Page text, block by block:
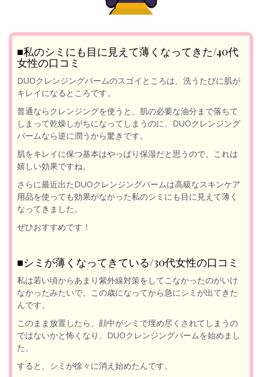
■私のシミにも目に見えて薄くなってきた/40代
女性の口コミ
DUOクレンジングバームのスゴイところは、洗うたびに肌が
キレイになるところです。
普通ならクレンジングを使うと、肌の必要な油分まで落ちて
しまって乾燥しがちになってしまうのに、DUOクレンジング
バームなら逆に潤うから驚きです。
肌をキレイに保つ基本はやっぱり保湿だと思うので、これは
嬉しい効果ですね。
さらに最近出たDUOクレンジングバームは高級なスキンケア
用品を使っても効果がなかった私のシミにも目に見えて薄く
なってきました。
ぜひおすすめです！
■シミが薄くなってきている/30代女性の口コミ
私は若い頃からあまり紫外線対策をしてこなかったのがいけ
なかったみたいで、この歳になってから急にシミが出てきた
んです。
このまま放置したら、顔中がシミで埋め尽くされてしまうの
ではないかと怖くなり、DUOクレンジングバームを始めまし
た。
すると、シミが徐々に消え始めたんです。